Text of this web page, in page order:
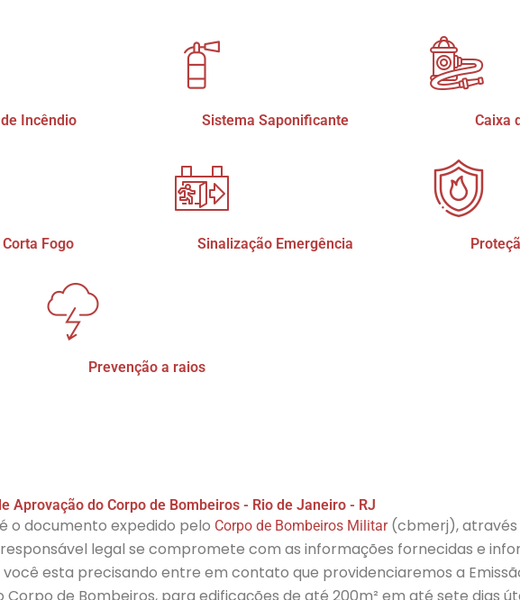
Incêndio Sistema Saponificante Caixa
Fogo Sinalização Emergência
Prevenção a raios
Aprovação do Corpo de Bombeiros - Rio de Janeiro - RJ
o documento expedido pelo Corpo de Bombeiros Militar(cbmerj),
legal se compromete com as informações fornecidas e
esta precisando entre em contato que providenciaremos a
de Bombeiros, para edificações de até 200m² em até sete dias